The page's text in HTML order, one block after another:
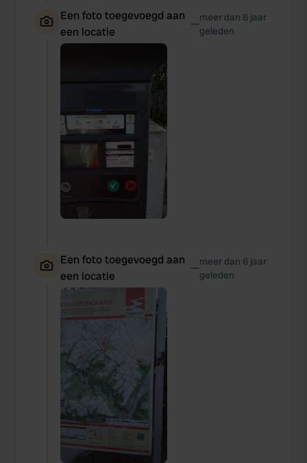
Een foto toegevoegd aan
een locatie
—meer dan 6 jaar
geleden
Een foto toegevoegd aan
een locatie
—meer dan 6 jaar
geleden